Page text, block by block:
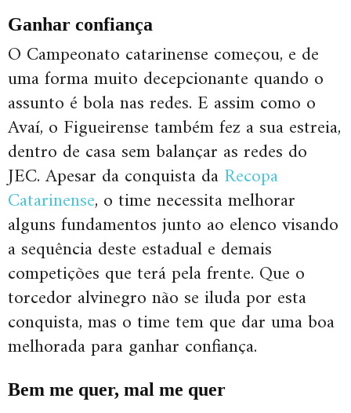
Ganhar confiança
O Campeonato catarinense começou, e de
uma forma muito decepcionante quando o
assunto é bola nas redes. E assim como o
Avaí, o Figueirense também fez a sua estreia,
dentro de casa sem balançar as redes do
JEC. Apesar da conquista daRecopa
Catarinense, o time necessita melhorar
alguns fundamentos junto ao elenco visando
a sequência deste estadual e demais
competições que terá pela frente. Que o
torcedor alvinegro não se iluda por esta
conquista, mas o time tem que dar uma boa
melhorada para ganhar confiança.
Bem me quer, mal me quer